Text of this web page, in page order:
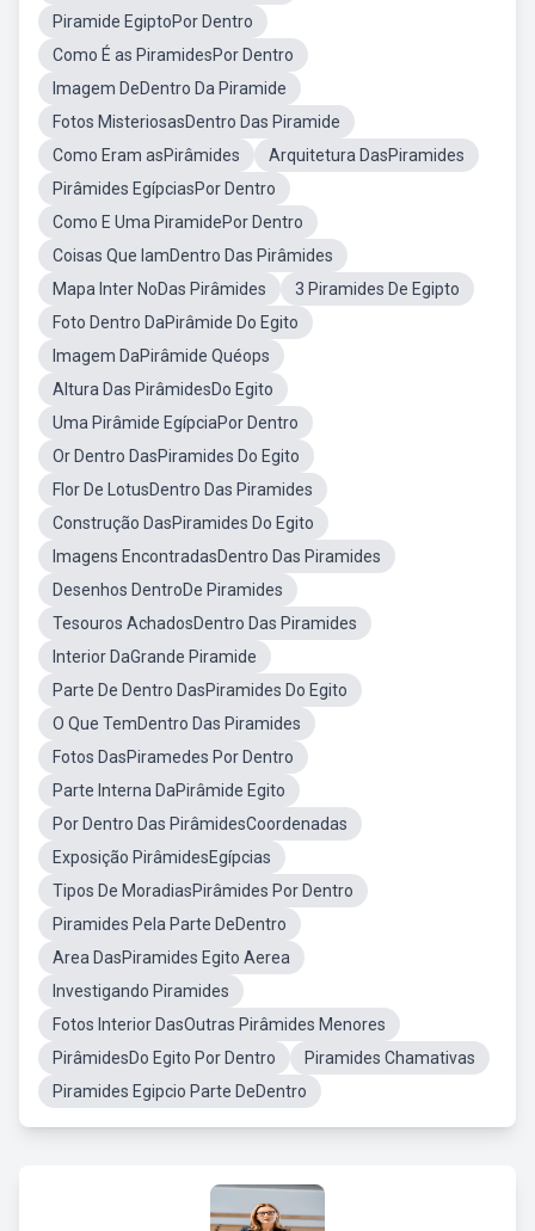
Piramide EgiptoPor Dentro
Como É as PiramidesPor Dentro
Imagem DeDentro Da Piramide
Fotos MisteriosasDentro Das Piramide
Como Eram asPirâmides
Arquitetura DasPiramides
Pirâmides EgípciasPor Dentro
Como E Uma PiramidePor Dentro
Coisas Que IamDentro Das Pirâmides
Mapa Inter NoDas Pirâmides
3 Piramides De Egipto
Foto Dentro DaPirâmide Do Egito
Imagem DaPirâmide Quéops
Altura Das PirâmidesDo Egito
Uma Pirâmide EgípciaPor Dentro
Or Dentro DasPiramides Do Egito
Flor De LotusDentro Das Piramides
Construção DasPiramides Do Egito
Imagens EncontradasDentro Das Piramides
Desenhos DentroDe Piramides
Tesouros AchadosDentro Das Piramides
Interior DaGrande Piramide
Parte De Dentro DasPiramides Do Egito
O Que TemDentro Das Piramides
Fotos DasPiramedes Por Dentro
Parte Interna DaPirâmide Egito
Por Dentro Das PirâmidesCoordenadas
Exposição PirâmidesEgípcias
Tipos De MoradiasPirâmides Por Dentro
Piramides Pela Parte DeDentro
Area DasPiramides Egito Aerea
Investigando Piramides
Fotos Interior DasOutras Pirâmides Menores
PirâmidesDo Egito Por Dentro
Piramides Chamativas
Piramides Egipcio Parte DeDentro